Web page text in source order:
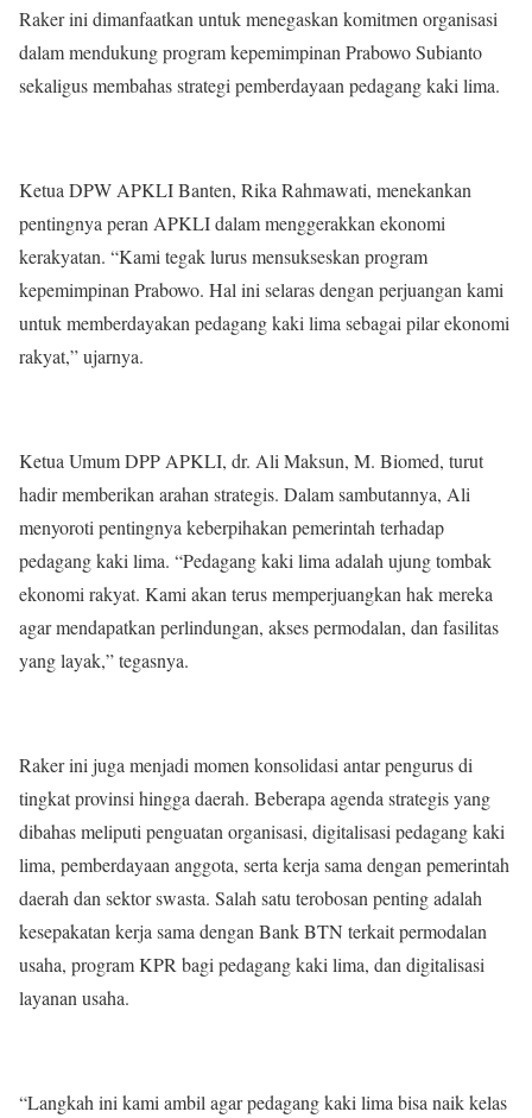
Raker ini dimanfaatkan untuk menegaskan komitmen organisasi
dalam mendukung program kepemimpinan Prabowo Subianto
sekaligus membahas strategi pemberdayaan pedagang kaki lima.
Ketua DPW APKLI Banten, Rika Rahmawati, menekankan
pentingnya peran APKLI dalam menggerakkan ekonomi
kerakyatan. “Kami tegak lurus mensukseskan program
kepemimpinan Prabowo. Hal ini selaras dengan perjuangan kami
untuk memberdayakan pedagang kaki lima sebagai pilar ekonomi
rakyat,” ujarnya.
Ketua Umum DPP APKLI, dr. Ali Maksun, M. Biomed, turut
hadir memberikan arahan strategis. Dalam sambutannya, Ali
menyoroti pentingnya keberpihakan pemerintah terhadap
pedagang kaki lima. “Pedagang kaki lima adalah ujung tombak
ekonomi rakyat. Kami akan terus memperjuangkan hak mereka
agar mendapatkan perlindungan, akses permodalan, dan fasilitas
yang layak,” tegasnya.
Raker ini juga menjadi momen konsolidasi antar pengurus di
tingkat provinsi hingga daerah. Beberapa agenda strategis yang
dibahas meliputi penguatan organisasi, digitalisasi pedagang kaki
lima, pemberdayaan anggota, serta kerja sama dengan pemerintah
daerah dan sektor swasta. Salah satu terobosan penting adalah
kesepakatan kerja sama dengan Bank BTN terkait permodalan
usaha, program KPR bagi pedagang kaki lima, dan digitalisasi
layanan usaha.
“Langkah ini kami ambil agar pedagang kaki lima bisa naik kelas